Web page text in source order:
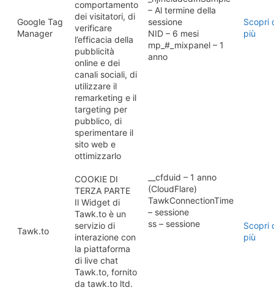
Google Tag
Manager
comportamento
dei visitatori, di
verificare
l’efficacia della
pubblicità
online e dei
canali sociali, di
utilizzare il
remarketing e il
targeting per
pubblico, di
sperimentare il
sito web e
ottimizzarlo
– Al termine della
sessione
NID – 6 mesi
mp_#_mixpanel – 1
anno
Scopri
più
Tawk.to
COOKIE DI
TERZA PARTE
Il Widget di
Tawk.to è un
servizio di
interazione con
la piattaforma
di live chat
Tawk.to, fornito
da tawk.to ltd.
__cfduid – 1 anno
(CloudFlare)
TawkConnectionTime
– sessione
ss – sessione
Scopri
più